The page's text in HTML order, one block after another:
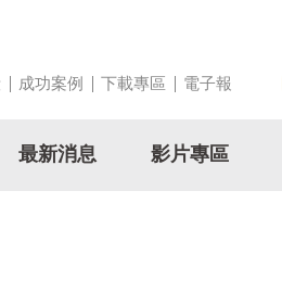
成功案例 下載專區 電子報
最新消息 影片專區